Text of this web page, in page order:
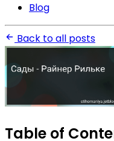
Blog
Back to all posts
Table of